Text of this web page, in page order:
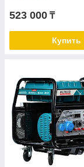
523 000 ₸
Купить